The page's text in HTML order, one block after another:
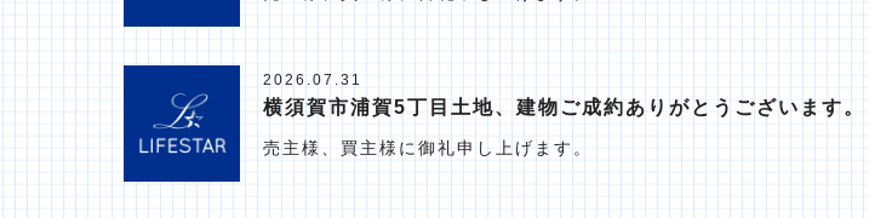
2026.07.31
横須賀市浦賀5丁目土地、建物ご成約ありがとうございます。
売主様、買主様に御礼申し上げます。